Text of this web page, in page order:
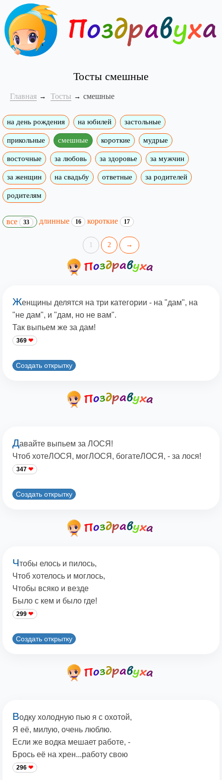
Тосты смешные
Главная Тосты смешные
на день рождения на юбилей застольные
прикольные смешные короткие мудрые
восточные за любовь за здоровье за мужчин
за женщин на свадьбу ответные за родителей
родителям
все 33 длинные 16 короткие 17
1 2 →
Женщины делятся на три категории - на "дам", на
"не дам", и "дам, но не вам".
Так выпьем же за дам!
369
Создать открытку
Давайте выпьем за ЛОСЯ!
Чтоб хотеЛОСЯ, могЛОСЯ, богатеЛОСЯ, - за лося!
347
Создать открытку
Чтобы елось и пилось,
Чтоб хотелось и моглось,
Чтобы всяко и везде
Было с кем и было где!
299
Создать открытку
Водку холодную пью я с охотой,
Я её, милую, очень люблю.
Если же водка мешает работе, -
Брось её на хрен...работу свою
296